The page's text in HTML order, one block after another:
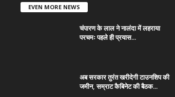
EVEN MORE NEWS
चंपारण के लाल ने नालंदा में लहराया
परचमः पहले ही प्रयास...
अब सरकार तुरंत खरीदेगी टाउनशिप की
जमीन, सम्राट कैबिनेट की बैठक...